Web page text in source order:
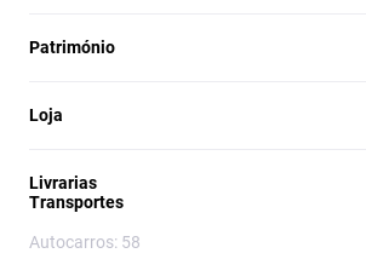
Património
Loja
Livrarias
Transportes
Autocarros: 58